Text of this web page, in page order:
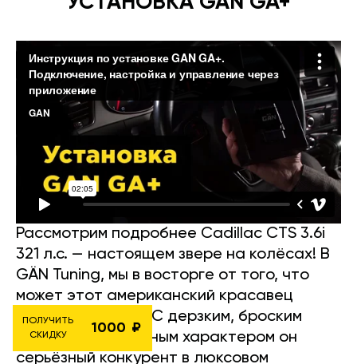
Рассмотрим подробнее Cadillac CTS 3.6i
321 л.с. — настоящем звере на колёсах! В
GÄN Tuning, мы в восторге от того, что
может этот американский красавец
2008-2013 годов. С дерзким, броским
стилем и спортивным характером он
серьёзный конкурент в люксовом
ПОЛУЧИТЬ
СКИДКУ
1000